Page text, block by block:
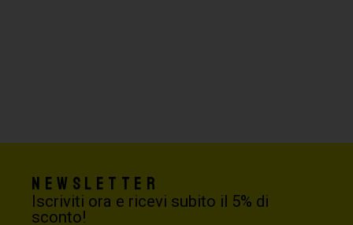
Newsletter
Iscriviti ora e ricevi subito il 5% di
sconto!